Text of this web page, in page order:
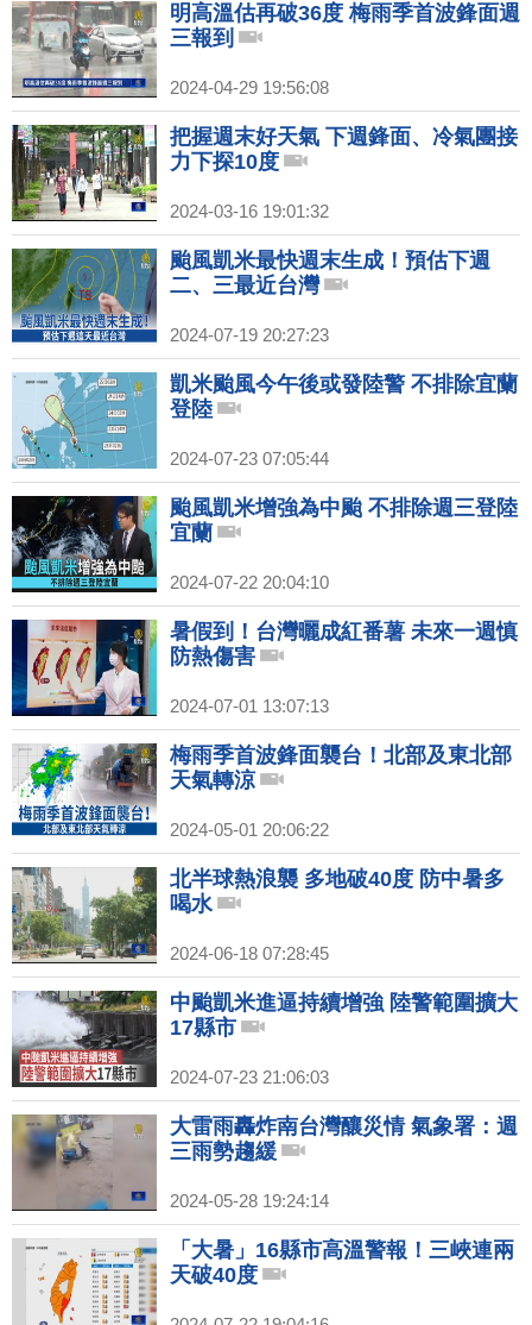
明高溫估再破36度 梅雨季首波鋒面週
三報到
2024-04-29 19:56:08
把握週末好天氣 下週鋒面、冷氣團接
力下探10度
2024-03-16 19:01:32
颱風凱米最快週末生成！預估下週
二、三最近台灣
2024-07-19 20:27:23
凱米颱風今午後或發陸警 不排除宜蘭
登陸
2024-07-23 07:05:44
颱風凱米增強為中颱 不排除週三登陸
宜蘭
2024-07-22 20:04:10
暑假到！台灣曬成紅番薯 未來一週慎
防熱傷害
2024-07-01 13:07:13
梅雨季首波鋒面襲台！北部及東北部
天氣轉涼
2024-05-01 20:06:22
北半球熱浪襲 多地破40度 防中暑多
喝水
2024-06-18 07:28:45
中颱凱米進逼持續增強 陸警範圍擴大
17縣市
2024-07-23 21:06:03
大雷雨轟炸南台灣釀災情 氣象署：週
三雨勢趨緩
2024-05-28 19:24:14
「大暑」16縣市高溫警報！三峽連兩
天破40度